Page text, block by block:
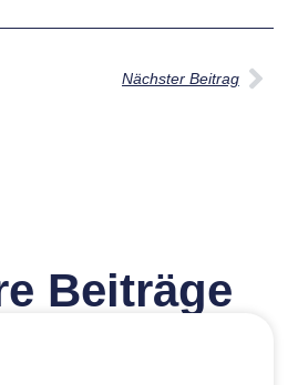
Nächster Beitrag
Beiträge